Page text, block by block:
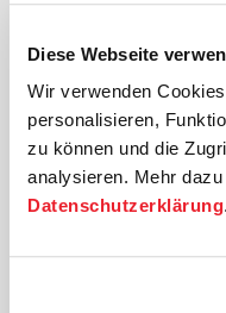
Diese Webseite
Wir verwenden
personalisieren,
zu können und die
analysieren. Mehr
Datenschutzerklärung.
Zimmermann,
Komponisten wie
Denisov sowie den
und Daniel Harding
spielte etwa das
mit der Deutschen
von Richard Strauss.
Sonaten auf.